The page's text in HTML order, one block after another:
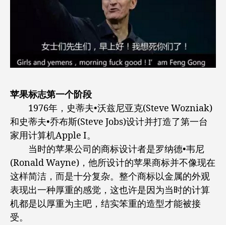
苹果标志第一个阶段
1976年，史蒂夫•沃兹尼亚克(Steve Wozniak)
和史蒂夫•乔布斯(Steve Jobs)设计并打造了第一台
家用计算机Apple I。
当时的苹果公司的商标设计者是罗纳德•韦尼
(Ronald Wayne)，他所设计的苹果商标并不像现在
这样简洁，而是十分复杂。整个商标以金属的外观
表现出一种厚重的感觉，这也许是因为当时的计算
机都是以厚重为主吧，结实笨重的造型才能被接
受。